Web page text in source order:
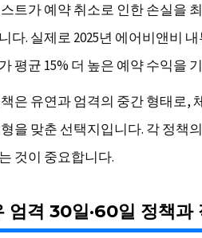
트가 예약 취소로 인한 손실을
다. 실제로 2025년 에어비앤비
평균 15% 더 높은 예약 수익을
은 유연과 엄격의 중간 형태로,
을 맞춘 선택지입니다. 각 정책
것이 중요합니다.
엄격 30일·60일 정책과